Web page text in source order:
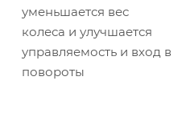
уменьшается вес
колеса и улучшается
управляемость и вход в
повороты